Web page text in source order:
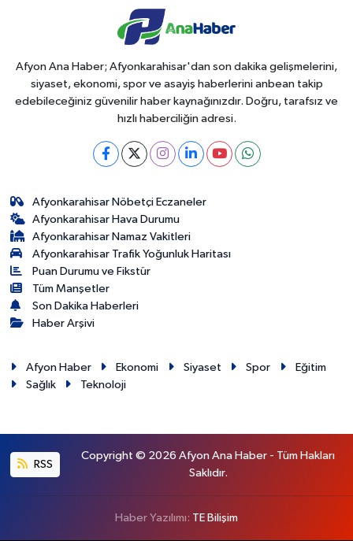
Afyon Ana Haber; Afyonkarahisar'dan son dakika gelişmelerini,
siyaset, ekonomi, spor ve asayiş haberlerini anbean takip
edebileceğiniz güvenilir haber kaynağınızdır. Doğru, tarafsız ve
hızlı haberciliğin adresi.
Afyonkarahisar Nöbetçi Eczaneler
Afyonkarahisar Hava Durumu
Afyonkarahisar Namaz Vakitleri
Afyonkarahisar Trafik Yoğunluk Haritası
Puan Durumu ve Fikstür
Tüm Manşetler
Son Dakika Haberleri
Haber Arşivi
Afyon Haber Ekonomi Siyaset Spor
Eğitim
Sağlık
Teknoloji
RSS
Copyright © 2026 Afyon Ana Haber - Tüm Hakları
Saklıdır.
Haber Yazılımı: TE Bilişim